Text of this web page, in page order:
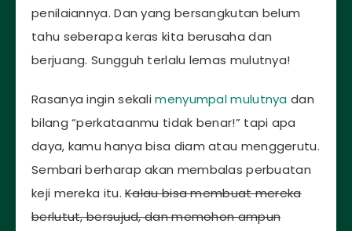
penilaiannya. Dan yang bersangkutan belum
tahu seberapa keras kita berusaha dan
berjuang. Sungguh terlalu lemas mulutnya!
Rasanya ingin sekalimenyumpal mulutnya dan
bilang “perkataanmu tidak benar!” tapi apa
daya, kamu hanya bisa diam atau menggerutu.
Sembari berharap akan membalas perbuatan
keji mereka itu.Kalau bisa membuat mereka
berlutut, bersujud, dan memohon ampun